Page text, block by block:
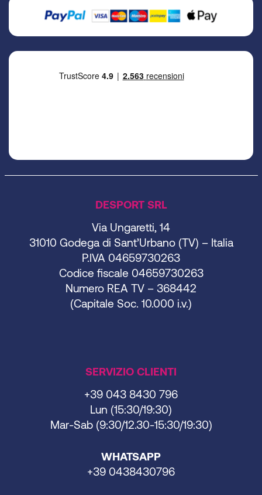
DESPORT SRL
Via Ungaretti, 14
31010 Godega di Sant’Urbano (TV) – Italia
P.IVA 04659730263
Codice fiscale 04659730263
Numero REA TV – 368442
(Capitale Soc. 10.000 i.v.)
SERVIZIO CLIENTI
+39 043 8430 796
Lun (15:30/19:30)
Mar-Sab (9:30/12.30-15:30/19:30)
WHATSAPP
+39 0438430796